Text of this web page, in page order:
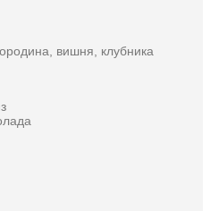
вишня, клубника